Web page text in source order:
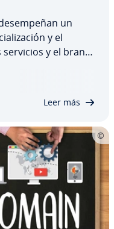
un
y el
y el brand
venta de
Leer más